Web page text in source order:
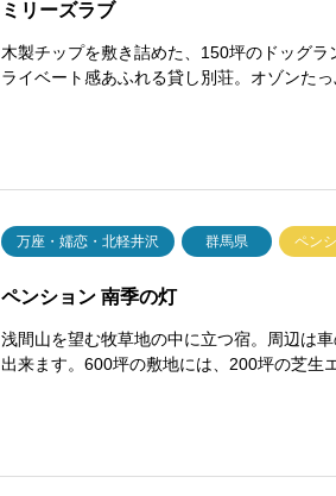
ミリーズラブ
木製チップを敷き詰めた、150坪のドッグ
ライベート感あふれる貸し別荘。オゾンた
万座・嬬恋・北軽井沢 群馬県 ペン
ペンション 南季の灯
浅間山を望む牧草地の中に立つ宿。周辺は
出来ます。600坪の敷地には、200坪の芝生